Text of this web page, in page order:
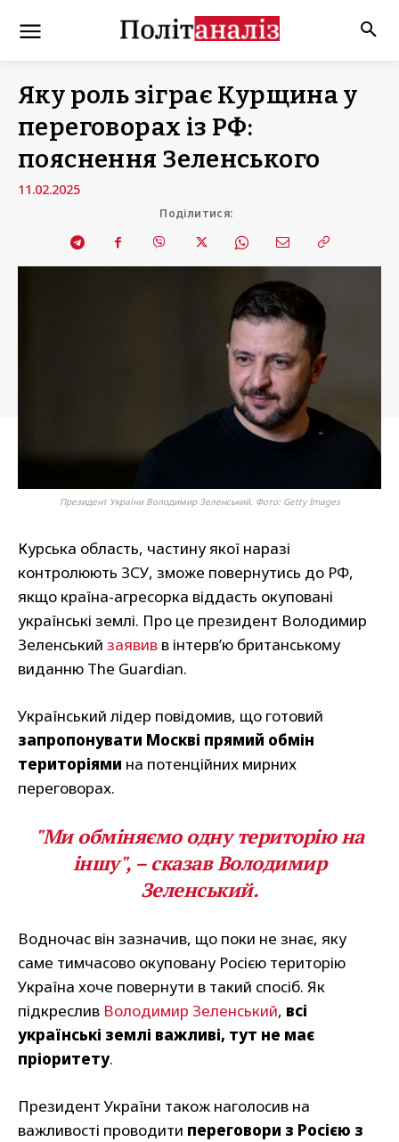
Яку роль зіграє Курщина у
переговорах із РФ:
пояснення Зеленського
11.02.2025
Поділитися:
Президент України Володимир Зеленський. Фото: Getty Images
Курська область, частину якої наразі
контролюють ЗСУ, зможе повернутись до РФ,
якщо країна-агресорка віддасть окуповані
українські землі. Про це президент Володимир
Зеленський заявив в інтерв’ю британському
виданню The Guardian.
Український лідер повідомив, що готовий
запропонувати Москві прямий обмін
територіями на потенційних мирних
переговорах.
"Ми обміняємо одну територію на
іншу", – сказав Володимир
Зеленський.
Водночас він зазначив, що поки не знає, яку
саме тимчасово окуповану Росією територію
Україна хоче повернути в такий спосіб. Як
підкреслив Володимир Зеленський, всі
українські землі важливі, тут не має
пріоритету.
Президент України також наголосив на
важливості проводити переговори з Росією з